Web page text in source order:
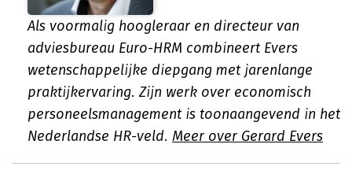
Als voormalig hoogleraar en directeur van
adviesbureau Euro-HRM combineert Evers
wetenschappelijke diepgang met jarenlange
praktijkervaring. Zijn werk over economisch
personeelsmanagement is toonaangevend in het
Nederlandse HR-veld. Meer over Gerard Evers